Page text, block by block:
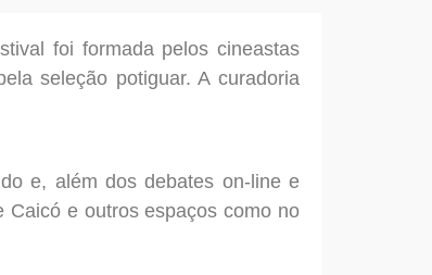
foi formada pelos cineastas
seleção potiguar. A curadoria
e, além dos debates on-line e
Caicó e outros espaços como no